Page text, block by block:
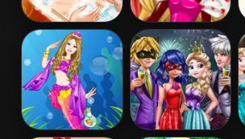
Barbie Beauty
Bath
Barbie's
Valentine's
Patchwork
Dress